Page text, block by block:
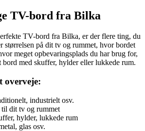
TV-bord fra Bilka
TV-bord fra Bilka, er der flere ting, du
på dit tv og rummet, hvor bordet
meget opbevaringsplads du har brug for,
med skuffer, hylder eller lukkede rum.
overveje:
industrielt osv.
til dit tv og rummet
hylder, lukkede rum
glas osv.